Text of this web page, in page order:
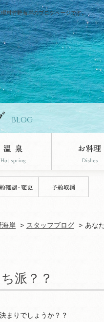
暇村竹野海岸のブログページです。
BLOG
海岸 スタッフブログ あな
派？？
まりでしょうか？？